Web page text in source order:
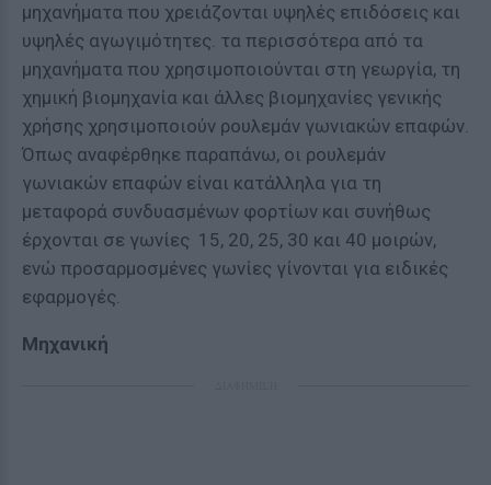
μηχανήματα που χρειάζονται υψηλές επιδόσεις και
υψηλές αγωγιμότητες. τα περισσότερα από τα
μηχανήματα που χρησιμοποιούνται στη γεωργία, τη
χημική βιομηχανία και άλλες βιομηχανίες γενικής
χρήσης χρησιμοποιούν ρουλεμάν γωνιακών επαφών.
Όπως αναφέρθηκε παραπάνω, οι ρουλεμάν
γωνιακών επαφών είναι κατάλληλα για τη
μεταφορά συνδυασμένων φορτίων και συνήθως
έρχονται σε γωνίες 15, 20, 25, 30 και 40 μοιρών,
ενώ προσαρμοσμένες γωνίες γίνονται για ειδικές
εφαρμογές.
Μηχανική